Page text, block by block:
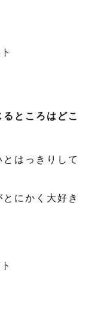
ところはどこ
はっきりして
にかく大好き